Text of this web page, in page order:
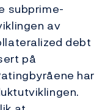
subprime-
av
debt
på
har